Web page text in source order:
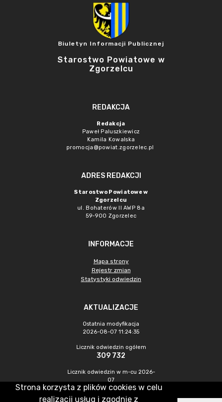
Biuletyn Informacji Publicznej
Starostwo Powiatowe w
Zgorzelcu
REDAKCJA
Redakcja
Paweł Paluszkiewicz
Kamila Kowalska
promocja@powiat.zgorzelec.pl
ADRES REDAKCJI
Starostwo Powiatowe w
Zgorzelcu
ul. Bohaterów II AWP 8a
59-900 Zgorzelec
INFORMACJE
Mapa strony
Rejestr zmian
Statystyki odwiedzin
AKTUALIZACJE
Ostatnia modyfikacja
2026-08-07 11:24:35
Licznik odwiedzin ogółem
309 732
Licznik odwiedzin w m-cu 2026-
07
430
Strona korzysta z plików cookies w celu
realizacji usług i zgodnie z